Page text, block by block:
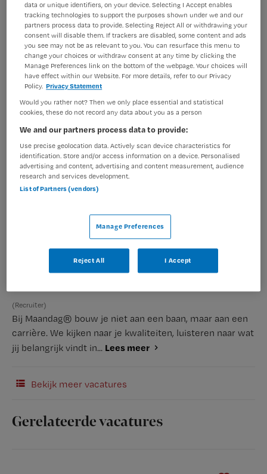
Zelfstandige kliniek
AANSTELLING
Niet nader bepaald
PLAATSINGSDATUM
21 mei 2025
NIVEAU
MBO
DIENSTVERBAND
Vacature niet beschikbaar
Deze vacature Verpleegkundige Forensische
Verslavingsafdeling bij Maandag is niet meer actueel.
Hieronder staan enkele vergelijkbare vacatures die voor
(Recruiter)
Bij Maandag® bouw je niet aan een baan, maar aan een
carrière. We kijken naar je kwaliteiten, luisteren naar wat
jij belangrijk vindt in... Lees meer
Bekijk meer vacatures
Gerelateerde vacatures
data or unique identifiers, on your device. Selecting I Accept enables
tracking technologies to support the purposes shown under we and our
partners process data to provide. Selecting Reject All or withdrawing your
consent will disable them. If trackers are disabled, some content and ads
you see may not be as relevant to you. You can resurface this menu to
change your choices or withdraw consent at any time by clicking the
Manage Preferences link on the bottom of the webpage. Your choices will
have effect within our Website. For more details, refer to our Privacy
Policy. Privacy Statement
Would you rather not? Then we only place essential and statistical
cookies, these do not record any data about you as a person
We and our partners process data to provide:
Use precise geolocation data. Actively scan device characteristics for
identification. Store and/or access information on a device. Personalised
advertising and content, advertising and content measurement, audience
research and services development.
List of Partners (vendors)
Manage Preferences
Reject All I Accept